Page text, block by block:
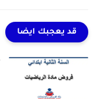
قد يعجبك ايضا